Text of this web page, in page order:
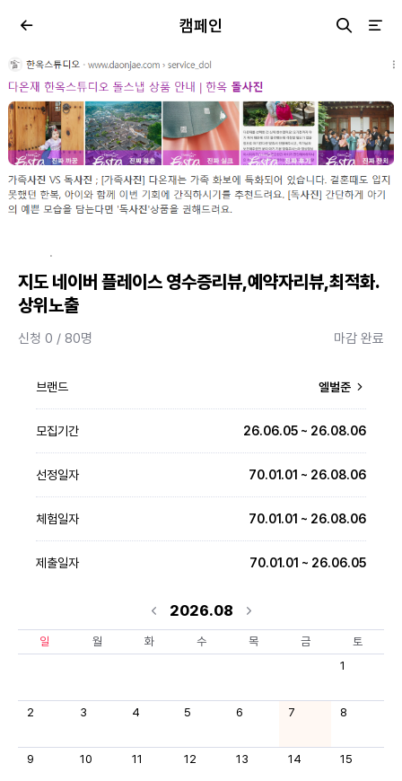
캠페인
·
지도 네이버 플레이스 영수증리뷰,예약자리뷰,최적화.
상위노출
신청 0 / 80명 마감 완료
브랜드 엘벌준
모집기간 26.06.05 ~ 26.08.06
선정일자 70.01.01 ~ 26.08.06
체험일자 70.01.01 ~ 26.08.06
제출일자 70.01.01 ~ 26.06.05
2026.08
일 월 화 수 목 금
토
1
2 3 4 5 6 7 8
9 10 11 12 13 14 15